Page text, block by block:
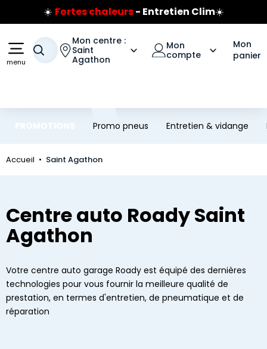
Aller au contenu principal
Aller à la navigation
☀️ Fortes chaleurs- Entretien Clim☀️
Prix coûtant pneus Bridgestone
🔥
Extincteur : réflexe sécurité
Jusqu'à 120€ rembourséssur les pneus Bridgestone
menu
Votre recherche
Mon centre :
Saint
Agathon
Mon
compte
Mon
panier
Promo pneus Entretien & vidange
Accueil Saint Agathon
Centre auto Roady Saint
Agathon
Votre centre auto garage Roady est équipé des dernières
technologies pour vous fournir la meilleure qualité de
prestation, en termes d'entretien, de pneumatique et de
réparation